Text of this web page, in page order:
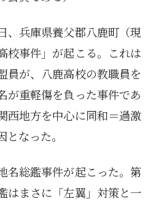
、兵庫県養父郡八鹿町（現
校事件」が起こる。これは
員が、八鹿高校の教職員を
が重軽傷を負った事件であ
西地方を中心に同和＝過激
なった。
名総鑑事件が起こった。第
はまさに「左翼」対策と一